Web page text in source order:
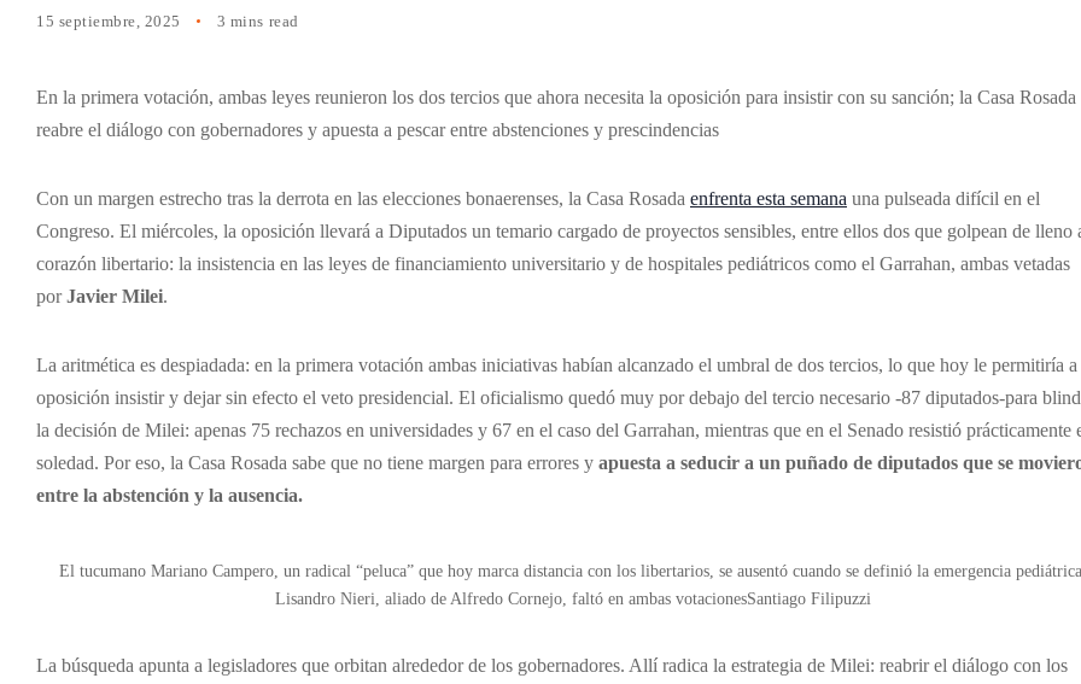
15 septiembre, 2025 3 mins read
En la primera votación, ambas leyes reunieron los dos tercios que ahora necesita la oposición para insistir con su sanción; la Casa Rosada
reabre el diálogo con gobernadores y apuesta a pescar entre abstenciones y prescindencias
Con un margen estrecho tras la derrota en las elecciones bonaerenses, la Casa Rosada enfrenta esta semana una pulseada difícil en el
Congreso. El miércoles, la oposición llevará a Diputados un temario cargado de proyectos sensibles, entre ellos dos que golpean de lleno
corazón libertario: la insistencia en las leyes de financiamiento universitario y de hospitales pediátricos como el Garrahan, ambas vetadas
porJavier Milei.
La aritmética es despiadada: en la primera votación ambas iniciativas habían alcanzado el umbral de dos tercios, lo que hoy le permitiría a
oposición insistir y dejar sin efecto el veto presidencial. El oficialismo quedó muy por debajo del tercio necesario -87 diputados-para
la decisión de Milei: apenas 75 rechazos en universidades y 67 en el caso del Garrahan, mientras que en el Senado resistió prácticamente
soledad. Por eso, la Casa Rosada sabe que no tiene margen para errores y apuesta a seducir a un puñado de diputados que se
entre la abstención y la ausencia.
El tucumano Mariano Campero, un radical “peluca” que hoy marca distancia con los libertarios, se ausentó cuando se definió la emergencia
Lisandro Nieri, aliado de Alfredo Cornejo, faltó en ambas votacionesSantiago Filipuzzi
La búsqueda apunta a legisladores que orbitan alrededor de los gobernadores. Allí radica la estrategia de Milei: reabrir el diálogo con los